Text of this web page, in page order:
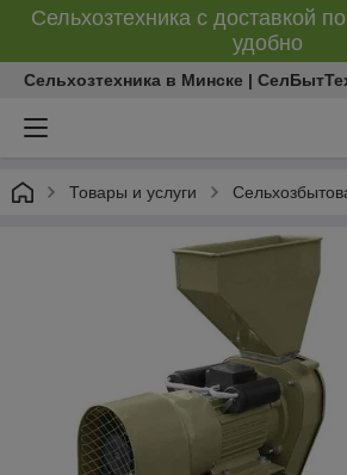
Сельхозтехника с доставкой
удобно
Сельхозтехника в Минске |
Товары и услуги